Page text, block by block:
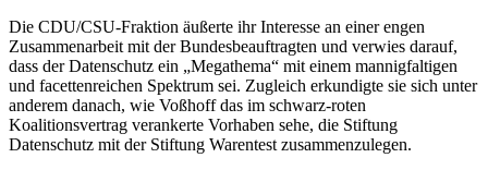
Die CDU/CSU-Fraktion äußerte ihr Interesse an einer engen
Zusammenarbeit mit der Bundesbeauftragten und verwies darauf,
dass der Datenschutz ein „Megathema“ mit einem mannigfaltigen
und facettenreichen Spektrum sei. Zugleich erkundigte sie sich unter
anderem danach, wie Voßhoff das im schwarz-roten
Koalitionsvertrag verankerte Vorhaben sehe, die Stiftung
Datenschutz mit der Stiftung Warentest zusammenzulegen.